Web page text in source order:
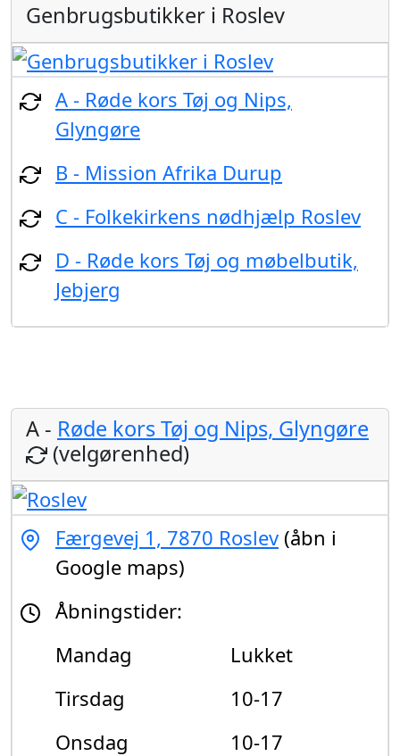
Genbrugsbutikker i Roslev
A - Røde kors Tøj og Nips,
Glyngøre
B - Mission Afrika Durup
C - Folkekirkens nødhjælp Roslev
D - Røde kors Tøj og møbelbutik,
Jebjerg
A - Røde kors Tøj og Nips, Glyngøre
(velgørenhed)
Færgevej 1, 7870 Roslev (åbn i
Google maps)
Åbningstider:
Mandag
Lukket
Tirsdag
10-17
Onsdag
10-17